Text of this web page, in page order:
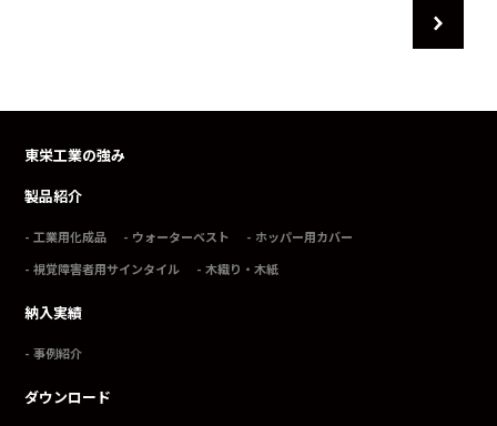
東栄工業の強み
製品紹介
工業用化成品 ウォーターベスト
ホッパー用カバー
視覚障害者用サインタイル
木織り・木紙
納入実績
事例紹介
ダウンロード